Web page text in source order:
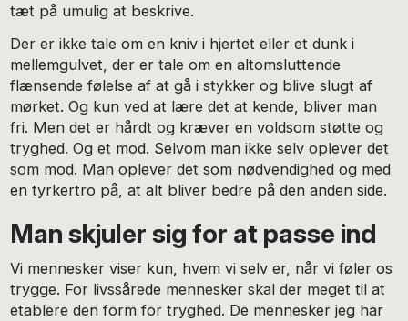
tæt på umulig at beskrive.
Der er ikke tale om en kniv i hjertet eller et dunk i
mellemgulvet, der er tale om en altomsluttende
flænsende følelse af at gå i stykker og blive slugt af
mørket. Og kun ved at lære det at kende, bliver man
fri. Men det er hårdt og kræver en voldsom støtte og
tryghed. Og et mod. Selvom man ikke selv oplever det
som mod. Man oplever det som nødvendighed og med
en tyrkertro på, at alt bliver bedre på den anden side.
Man skjuler sig for at passe ind
Vi mennesker viser kun, hvem vi selv er, når vi føler os
trygge. For livssårede mennesker skal der meget til at
etablere den form for tryghed. De mennesker jeg har